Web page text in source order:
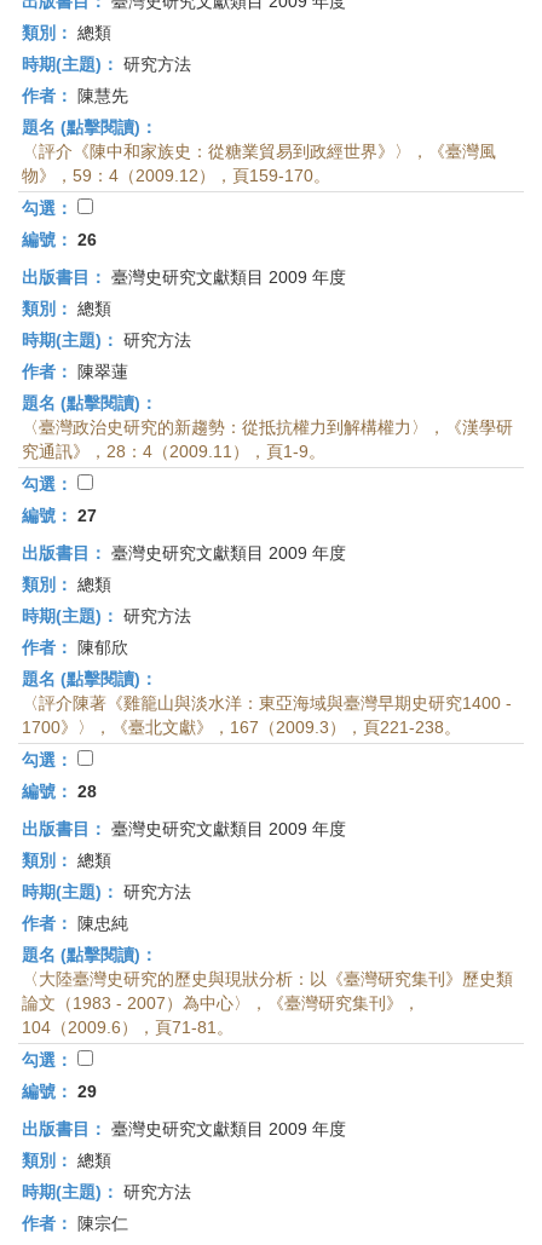
類別： 總類
時期(主題)： 研究方法
作者：
陳慧先
題名 (點擊閱讀)：
〈評介《陳中和家族史：從糖業貿易到政經世界》〉，《臺灣風
物》，59：4（2009.12），頁159-170。
勾選：
編號： 26
出版書目： 臺灣史研究文獻類目 2009 年度
類別： 總類
時期(主題)： 研究方法
作者：
陳翠蓮
題名 (點擊閱讀)：
〈臺灣政治史研究的新趨勢：從抵抗權力到解構權力〉，《漢學研
究通訊》，28：4（2009.11），頁1-9。
勾選：
編號： 27
出版書目： 臺灣史研究文獻類目 2009 年度
類別： 總類
時期(主題)： 研究方法
作者：
陳郁欣
題名 (點擊閱讀)：
〈評介陳著《雞籠山與淡水洋：東亞海域與臺灣早期史研究1400 -
1700》〉，《臺北文獻》，167（2009.3），頁221-238。
勾選：
編號： 28
出版書目： 臺灣史研究文獻類目 2009 年度
類別： 總類
時期(主題)： 研究方法
作者：
陳忠純
題名 (點擊閱讀)：
〈大陸臺灣史研究的歷史與現狀分析：以《臺灣研究集刊》歷史類
論文（1983 - 2007）為中心〉，《臺灣研究集刊》，
104（2009.6），頁71-81。
勾選：
編號： 29
出版書目： 臺灣史研究文獻類目 2009 年度
類別： 總類
時期(主題)： 研究方法
作者：
陳宗仁